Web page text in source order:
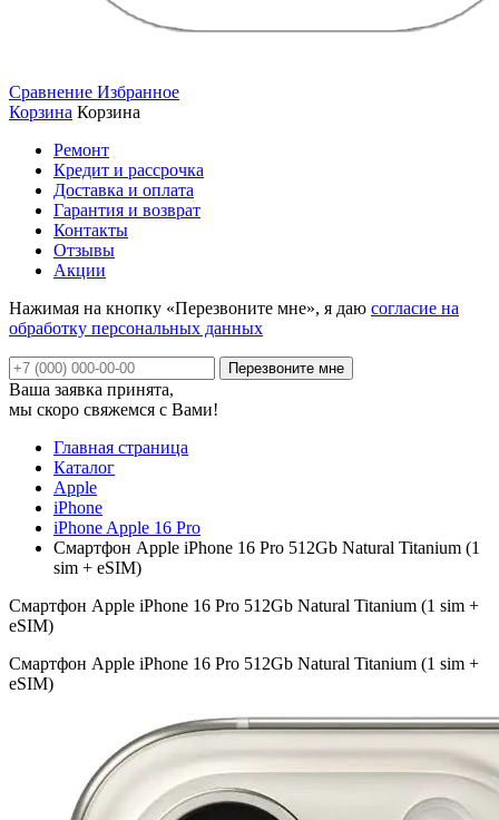
Сравнение Избранное
Корзина Корзина
Ремонт
Кредит и рассрочка
Доставка и оплата
Гарантия и возврат
Контакты
Отзывы
Акции
Нажимая на кнопку «Перезвоните мне», я даю согласие на
обработку персональных данных
Ваша заявка принята,
мы скоро свяжемся с Вами!
Главная страница
Каталог
Apple
iPhone
iPhone Apple 16 Pro
Смартфон Apple iPhone 16 Pro 512Gb Natural Titanium (1
sim + eSIM)
Смартфон Apple iPhone 16 Pro 512Gb Natural Titanium (1 sim +
eSIM)
Смартфон Apple iPhone 16 Pro 512Gb Natural Titanium (1 sim +
eSIM)